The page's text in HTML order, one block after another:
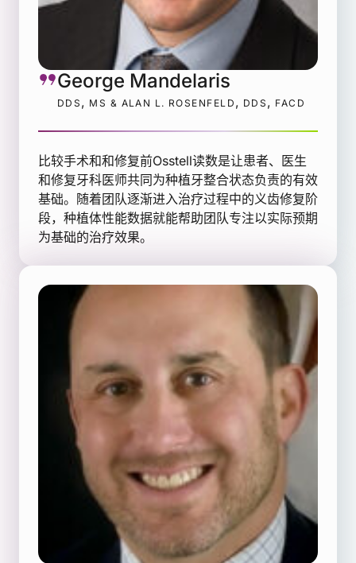
George Mandelaris
DDS , MS & ALAN L. ROSENFELD , DDS , FACD
比较手术和和修复前Osstell读数是让患者、医生
和修复牙科医师共同为种植牙整合状态负责的有效
基础。随着团队逐渐进入治疗过程中的义齿修复阶
段，种植体性能数据就能帮助团队专注以实际预期
为基础的治疗效果。